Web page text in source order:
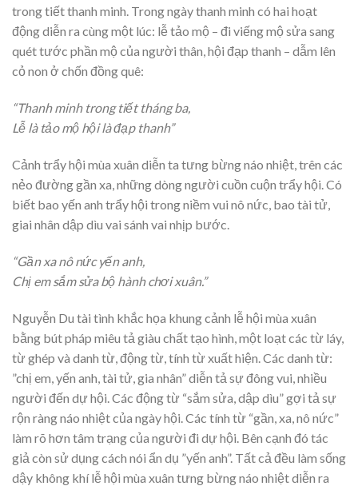
trong tiết thanh minh. Trong ngày thanh minh có hai hoạt
động diễn ra cùng một lúc: lễ tảo mộ – đi viếng mộ sửa sang
quét tước phần mộ của người thân, hội đạp thanh – dẫm lên
cỏ non ở chốn đồng quê:
“Thanh minh trong tiết tháng ba,
Lễ là tảo mộ hội là đạp thanh”
Cảnh trẩy hội mùa xuân diễn ta tưng bừng náo nhiệt, trên các
nẻo đường gần xa, những dòng người cuồn cuộn trẩy hội. Có
biết bao yến anh trẩy hội trong niềm vui nô nức, bao tài tử,
giai nhân dập dìu vai sánh vai nhịp bước.
“Gần xa nô nức yến anh,
Chị em sắm sửa bộ hành chơi xuân.”
Nguyễn Du tài tình khắc họa khung cảnh lễ hội mùa xuân
bằng bút pháp miêu tả giàu chất tạo hình, một loạt các từ láy,
từ ghép và danh từ, động từ, tính từ xuất hiện. Các danh từ:
”chị em, yến anh, tài tử, gia nhân” diễn tả sự đông vui, nhiều
người đến dự hội. Các động từ “sắm sửa, dập dìu” gợi tả sự
rộn ràng náo nhiệt của ngày hội. Các tính từ “gần, xa, nô nức”
làm rõ hơn tâm trạng của người đi dự hội. Bên cạnh đó tác
giả còn sử dụng cách nói ẩn dụ ”yến anh”. Tất cả đều làm sống
dậy không khí lễ hội mùa xuân tưng bừng náo nhiệt diễn ra